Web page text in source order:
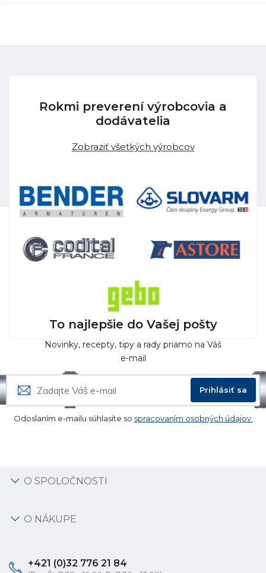
Rokmi preverení výrobcovia a
dodávatelia
Zobraziť všetkých výrobcov
To najlepšie do Vašej pošty
Novinky, recepty, tipy a rady priamo na Váš
e-mail
Prihlásiť sa
Odoslaním e-mailu súhlasíte so spracovaním osobných údajov.
O SPOLOČNOSTI
O NÁKUPE
+421 (0)32 776 21 84